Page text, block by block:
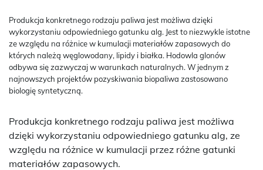
Produkcja konkretnego rodzaju paliwa jest możliwa dzięki
wykorzystaniu odpowiedniego gatunku alg. Jest to niezwykle istotne
ze względu na różnice w kumulacji materiałów zapasowych do
których należą węglowodany, lipidy i białka. Hodowla glonów
odbywa się zazwyczaj w warunkach naturalnych. W jednym z
najnowszych projektów pozyskiwania biopaliwa zastosowano
biologię syntetyczną.
Produkcja konkretnego rodzaju paliwa jest możliwa
dzięki wykorzystaniu odpowiedniego gatunku alg, ze
względu na różnice w kumulacji przez różne gatunki
materiałów zapasowych.